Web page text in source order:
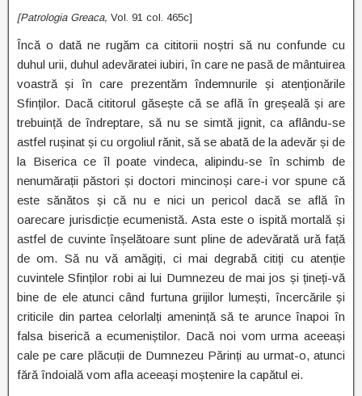
[Patrologia Greaca, Vol. 91 col. 465c]
Încă o dată ne rugăm ca cititorii noștri să nu confunde cu
duhul urii, duhul adevăratei iubiri, în care ne pasă de mântuirea
voastră și în care prezentăm îndemnurile și atenționările
Sfinților. Dacă cititorul găsește că se află în greșeală și are
trebuință de îndreptare, să nu se simtă jignit, ca aflându-se
astfel rușinat și cu orgoliul rănit, să se abată de la adevăr și de
la Biserica ce îl poate vindeca, alipindu-se în schimb de
nenumărații păstori și doctori mincinoși care-i vor spune că
este sănătos și că nu e nici un pericol dacă se află în
oarecare jurisdicție ecumenistă. Asta este o ispită mortală și
astfel de cuvinte înșelătoare sunt pline de adevărată ură față
de om. Să nu vă amăgiți, ci mai degrabă citiți cu atenție
cuvintele Sfinților robi ai lui Dumnezeu de mai jos și țineți-vă
bine de ele atunci când furtuna grijilor lumești, încercările și
criticile din partea celorlalți amenință să te arunce înapoi în
falsa biserică a ecumeniștilor. Dacă noi vom urma aceeași
cale pe care plăcuții de Dumnezeu Părinți au urmat-o, atunci
fără îndoială vom afla aceeași moștenire la capătul ei.